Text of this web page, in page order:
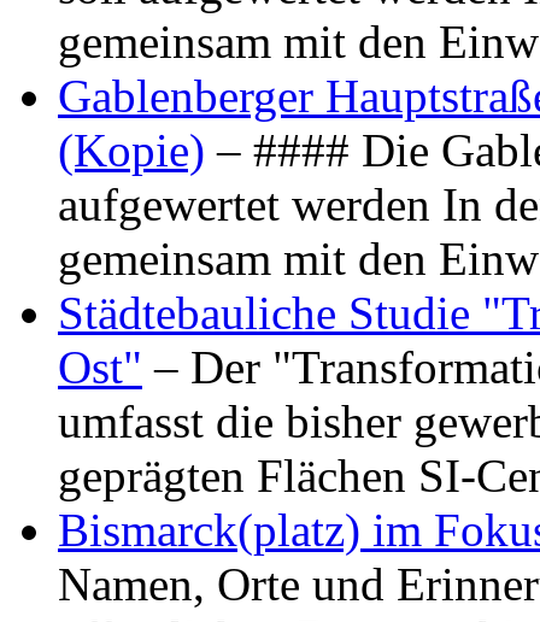
gemeinsam mit den
Gablenberger
(Kopie) – #### Die
aufgewertet werden In
gemeinsam mit den
Städtebauliche Studie
Ost" – Der
umfasst die bisher
geprägten Flächen SI-
Bismarck(platz) im
Namen, Orte und